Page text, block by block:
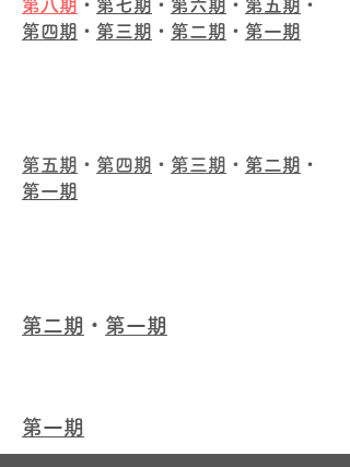
第八期 ・​ 第七期 ・​ 第六期 ・​ 第五期 ・​
第四期 ・​ 第三期 ・​ 第二期 ・​ 第一期
第五期 ・ 第四期 ・​ 第三期 ・​ 第二期 ・​
第一期
第二期 ・​ 第一期
第一期